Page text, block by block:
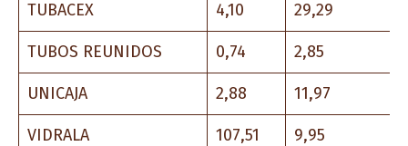
TUBACEX 4,10 29,29
TUBOS REUNIDOS 0,74 2,85
UNICAJA 2,88 11,97
VIDRALA 107,51 9,95